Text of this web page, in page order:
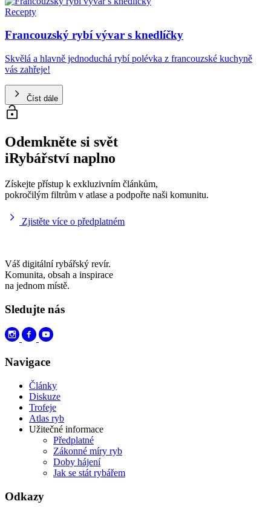
Recepty
Francouzský rybí vývar s knedlíčky
Skvělá a hlavně jednoduchá rybí polévka z francouzské kuchyně
vás zahřeje!
Číst dále
Odemkněte si svět
iRybářství naplno
Získejte přístup k exkluzivním článkům,
pokročilým filtrům v atlase a podpořte naši komunitu.
Zjistěte více o předplatném
Váš digitální rybářský revír.
Komunita, obsah a inspirace
na jednom místě.
Sledujte nás
Navigace
Články
Diskuze
Trofeje
Atlas ryb
Užitečné informace
Předplatné
Zákonné míry ryb
Doby hájení
Jak se stát rybářem
Odkazy